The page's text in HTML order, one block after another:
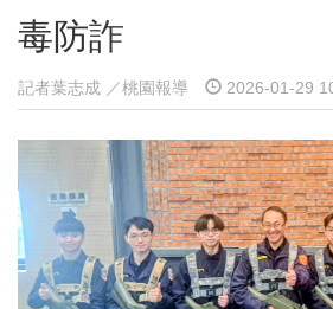
毒防詐 ​
記者葉志成 ／桃園報導 2026-01-29